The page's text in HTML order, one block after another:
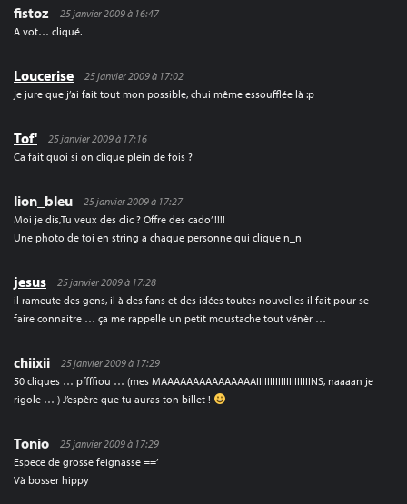
fistoz
25 janvier 2009 à 16:47
A vot… cliqué.
Loucerise
25 janvier 2009 à 17:02
je jure que j’ai fait tout mon possible, chui même essoufflée là :p
Tof'
25 janvier 2009 à 17:16
Ca fait quoi si on clique plein de fois ?
lion_bleu
25 janvier 2009 à 17:27
Moi je dis,Tu veux des clic ? Offre des cado’ !!!!
Une photo de toi en string a chaque personne qui clique n_n
jesus
25 janvier 2009 à 17:28
il rameute des gens, il à des fans et des idées toutes nouvelles il fait pour se
faire connaitre … ça me rappelle un petit moustache tout vénèr …
chiixii
25 janvier 2009 à 17:29
50 cliques … pffffiou … (mes MAAAAAAAAAAAAAAAIIIIIIIIIIIIIIIIIIIINS, naaaan je
rigole … ) J’espère que tu auras ton billet !
Tonio
25 janvier 2009 à 17:29
Espece de grosse feignasse ==’
Và bosser hippy